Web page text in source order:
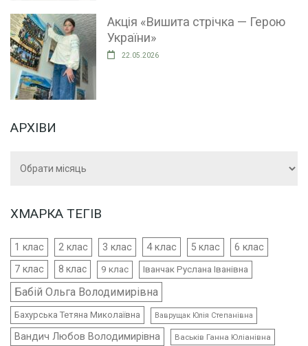
Акція «Вишита стрічка — Герою
України»
22.05.2026
АРХІВИ
ХМАРКА ТЕГІВ
1 клас 2 клас 3 клас 4 клас 5 клас 6 клас
7 клас 8 клас 9 клас Іванчак Руслана Іванівна
Бабій Ольга Володимирівна
Бахурська Тетяна Миколаївна Ваврущак Юлія Степанівна
Вандич Любов Володимирівна Васьків Ганна Юліанівна